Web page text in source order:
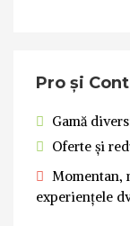
Pro și
Gamă
Oferte și
Momentan,
experiențele